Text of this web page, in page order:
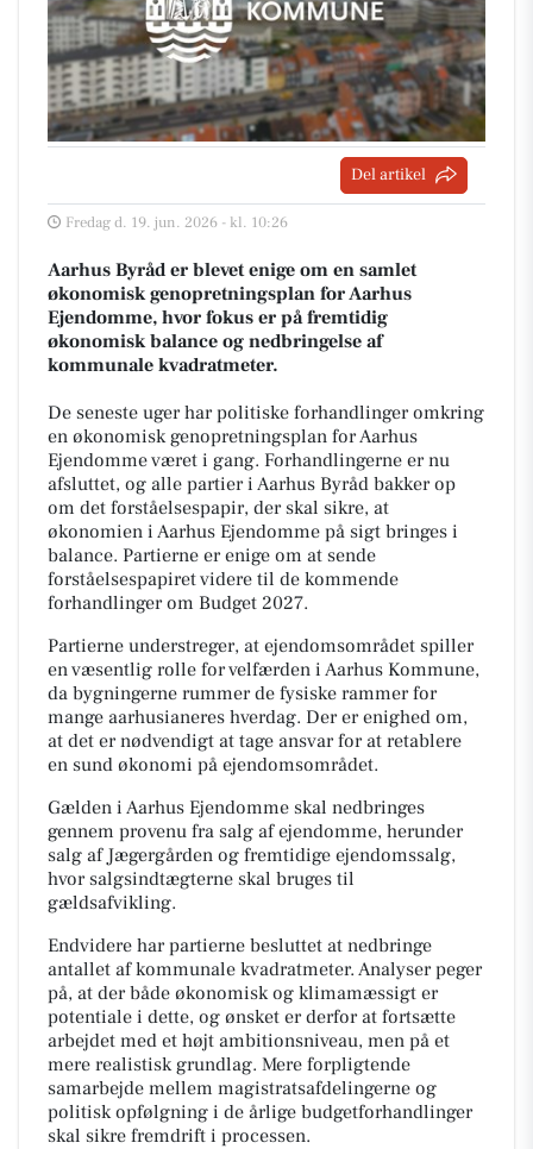
Del artikel
Fredag d. 19. jun. 2026 - kl. 10:26
Aarhus Byråd er blevet enige om en samlet
økonomisk genopretningsplan for Aarhus
Ejendomme, hvor fokus er på fremtidig
økonomisk balance og nedbringelse af
kommunale kvadratmeter.
De seneste uger har politiske forhandlinger omkring
en økonomisk genopretningsplan for Aarhus
Ejendomme været i gang. Forhandlingerne er nu
afsluttet, og alle partier i Aarhus Byråd bakker op
om det forståelsespapir, der skal sikre, at
økonomien i Aarhus Ejendomme på sigt bringes i
balance. Partierne er enige om at sende
forståelsespapiret videre til de kommende
forhandlinger om Budget 2027.
Partierne understreger, at ejendomsområdet spiller
en væsentlig rolle for velfærden i Aarhus Kommune,
da bygningerne rummer de fysiske rammer for
mange aarhusianeres hverdag. Der er enighed om,
at det er nødvendigt at tage ansvar for at retablere
en sund økonomi på ejendomsområdet.
Gælden i Aarhus Ejendomme skal nedbringes
gennem provenu fra salg af ejendomme, herunder
salg af Jægergården og fremtidige ejendomssalg,
hvor salgsindtægterne skal bruges til
gældsafvikling.
Endvidere har partierne besluttet at nedbringe
antallet af kommunale kvadratmeter. Analyser peger
på, at der både økonomisk og klimamæssigt er
potentiale i dette, og ønsket er derfor at fortsætte
arbejdet med et højt ambitionsniveau, men på et
mere realistisk grundlag. Mere forpligtende
samarbejde mellem magistratsafdelingerne og
politisk opfølgning i de årlige budgetforhandlinger
skal sikre fremdrift i processen.